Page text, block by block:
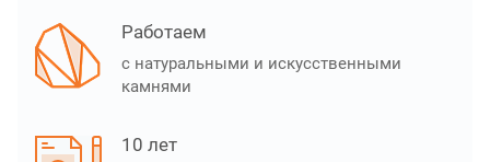
Работаем
с натуральными и искусственными
камнями
10 лет